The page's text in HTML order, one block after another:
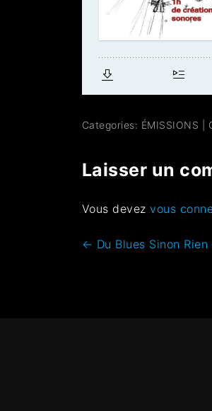
Categories: ÉMISSIONS
Laisser un
Vous devezvous
← Du Blues Sinon